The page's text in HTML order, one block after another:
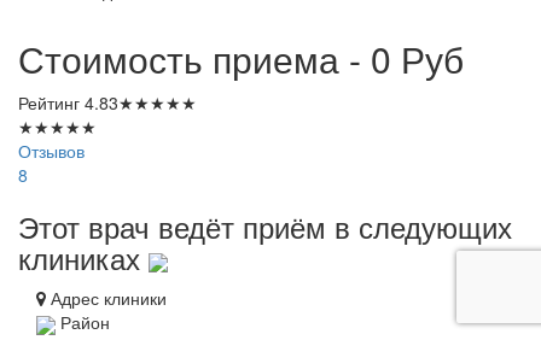
Стоимость приема - 0 Руб
Рейтинг 4.83★★★★★
★★★★★
Отзывов
8
Этот врач ведёт приём в следующих
клиниках
Адрес клиники
Район